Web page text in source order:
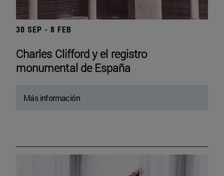
30 SEP - 8 FEB
Charles Clifford y el registro
monumental de España
Más información